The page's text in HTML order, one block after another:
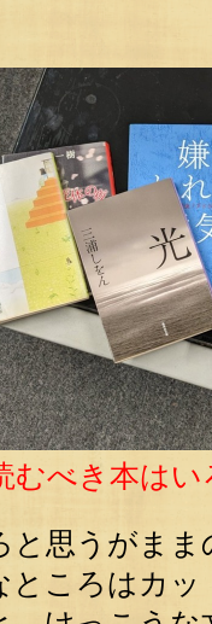
むべき本は
と思うがま
ところはカ